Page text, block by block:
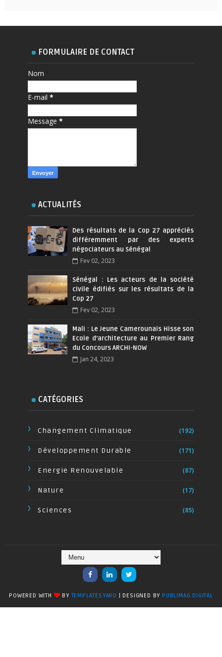
FORMULAIRE DE CONTACT
Nom
E-mail*
Message*
ACTUALITÉS
Des résultats de la Cop 27 appréciés
différemment par des experts
négociateurs au Sénégal
Fev 02, 2023
Sénégal : Les acteurs de la société
civile édifiés sur les résultats de la
Cop 27
Fev 02, 2023
Mali : Le Jeune Camerounais Hisse son
Ecole d’architecture au Premier Rang
du Concours ARCHI-NOW
Jan 24, 2023
CATÉGORIES
Changement Climatique (192)
Développement Durable (171)
Energie Renouvelable (87)
Nature (17)
Sciences (85)
POWERED WITH BYTEMPLATESYARD | DESIGNED BY PUBLIMAG DIGITAL